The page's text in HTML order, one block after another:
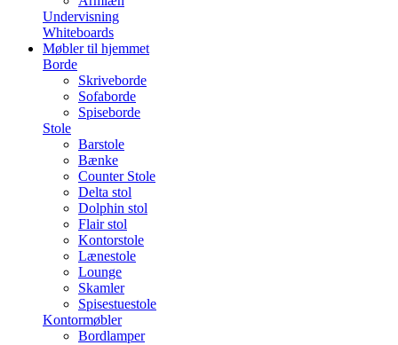
Undervisning
Whiteboards
Møbler til hjemmet
Borde
Skriveborde
Sofaborde
Spiseborde
Stole
Barstole
Bænke
Counter Stole
Delta stol
Dolphin stol
Flair stol
Kontorstole
Lænestole
Lounge
Skamler
Spisestuestole
Kontormøbler
Bordlamper